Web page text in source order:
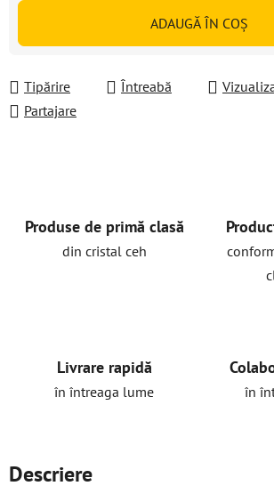
Evaluare preţ:
ADAUGĂ ÎN COŞ
Tipărire Întreabă
Partajare
Produse de primă clasă
din cristal ceh
Livrare rapidă
în întreaga lume în
Descriere